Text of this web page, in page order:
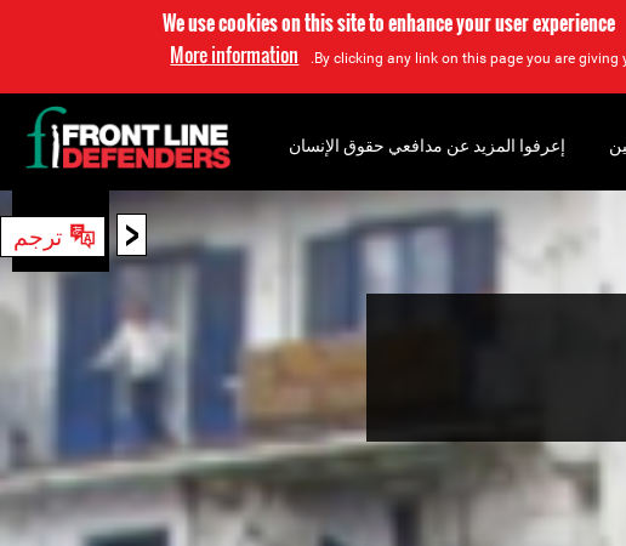
We use cookies on this site to enhance your user experience
By clicking any link on this page you are giving
More information
< ترجم
إعرفوا المزيد عن مدافعي حقوق الإنسان
بحث